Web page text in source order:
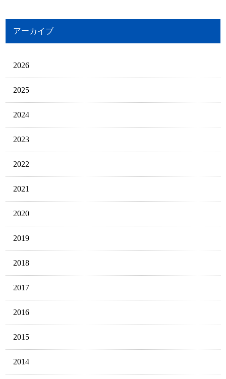
アーカイブ
2026
2025
2024
2023
2022
2021
2020
2019
2018
2017
2016
2015
2014